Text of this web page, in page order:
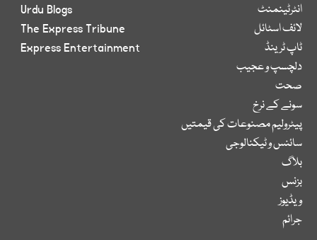
انٹرٹینمنٹ
لائف اسٹائل
ٹاپ ٹرینڈ
دلچسپ و عجیب
صحت
سونے کے نرخ
پیٹرولیم مصنوعات کی قیمتیں
سائنس و ٹیکنالوجی
بلاگ
بزنس
ویڈیوز
جرائم
Urdu Blogs
The Express Tribune
Express Entertainment